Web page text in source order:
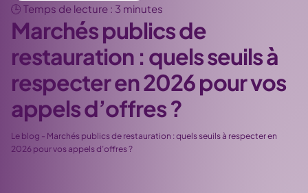
🕒 Temps de lecture : 3 minutes
Marchés publics de
restauration : quels seuils à
respecter en 2026 pour vos
appels d’offres ?
Le blog - Marchés publics de restauration : quels seuils à respecter en
2026 pour vos appels d’offres ?